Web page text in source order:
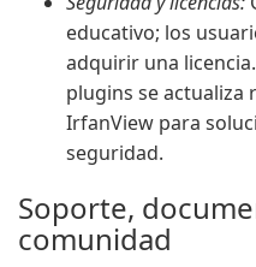
educativo; los
adquirir una
plugins se actualiza
IrfanView para
seguridad.
Soporte,
comunidad